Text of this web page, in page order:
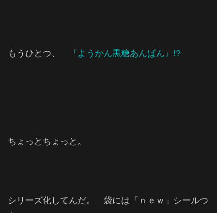
もうひとつ、 『ようかん黒糖あんぱん』!?
ちょっとちょっと。
シリーズ化してんだ。 袋には「ｎｅｗ」シールつ